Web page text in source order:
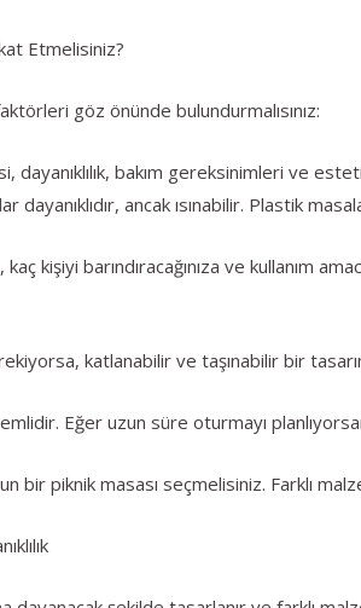
Etmelisiniz?
göz önünde bulundurmalısınız:
dayanıklılık, bakım gereksinimleri ve
ancak ısınabilir. Plastik
kişiyi barındıracağınıza ve kullanım
katlanabilir ve taşınabilir bir
Eğer uzun süre oturmayı
piknik masası seçmelisiniz. Farklı